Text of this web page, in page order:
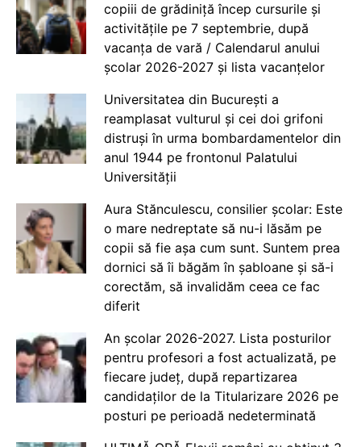
copiii de grădiniță încep cursurile și
activitățile pe 7 septembrie, după
vacanța de vară / Calendarul anului
școlar 2026-2027 și lista vacanțelor
Universitatea din București a
reamplasat vulturul și cei doi grifoni
distruși în urma bombardamentelor din
anul 1944 pe frontonul Palatului
Universității
Aura Stănculescu, consilier școlar: Este
o mare nedreptate să nu-i lăsăm pe
copii să fie așa cum sunt. Suntem prea
dornici să îi băgăm în șabloane și să-i
corectăm, să invalidăm ceea ce fac
diferit
An școlar 2026-2027. Lista posturilor
pentru profesori a fost actualizată, pe
fiecare județ, după repartizarea
candidaților de la Titularizare 2026 pe
posturi pe perioadă nedeterminată